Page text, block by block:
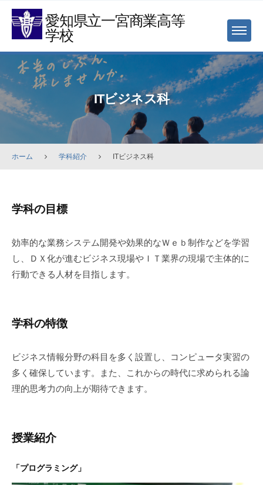
Skip
content
愛知県立一宮商業高等
学校
MENU
ITビジネス科
ホーム 学科紹介 ITビジネス科
IT
ジ
ネ
ス
年
16
日
学科の目標
効率的な業務システム開発や効果的なＷｅｂ制作などを学習
し、ＤＸ化が進むビジネス現場やＩＴ業界の現場で主体的に
行動できる人材を目指します。
学科の特徴
ビジネス情報分野の科目を多く設置し、コンピュータ実習の
多く確保しています。また、これからの時代に求められる論
理的思考力の向上が期待できます。
授業紹介
「プログラミング」